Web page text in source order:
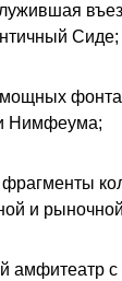
Сиде;
мощных
Нимфеума;
и
амфитеатр с